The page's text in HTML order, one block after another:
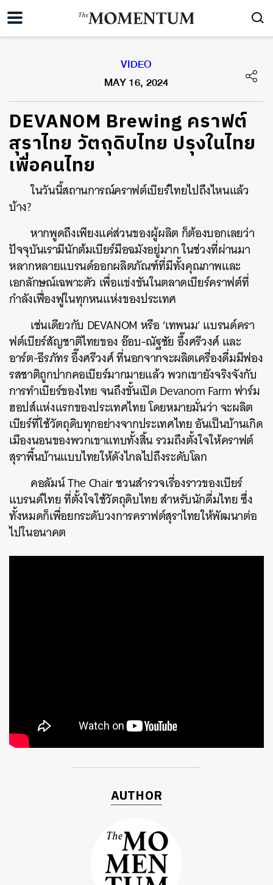
VIDEO
MAY 16, 2024
DEVANOM Brewing คราฟต์
สุราไทย วัตถุดิบไทย ปรุงในไทย
เพื่อคนไทย
ในวันนี้สถานการณ์คราฟต์เบียร์ไทยไปถึงไหนแล้ว
บ้าง?
หากพูดถึงเพียงแค่ส่วนของผู้ผลิต ก็ต้องบอกเลยว่า
ปัจจุบันเรามีนักต้มเบียร์มือฉมังอยู่มาก ในช่วงที่ผ่านมา
หลากหลายแบรนด์ออกผลิตภัณฑ์ที่มีทั้งคุณภาพและ
เอกลักษณ์เฉพาะตัว เพื่อแข่งขันในตลาดเบียร์คราฟต์ที่
กำลังเฟื่องฟูในทุกหนแห่งของประเทศ
เช่นเดียวกับ DEVANOM หรือ ‘เทพนม’ แบรนด์ครา
ฟต์เบียร์สัญชาติไทยของ อ๊อบ-ณัฐชัย อึ๊งศรีวงศ์ และ
อาร์ต-ธีรภัทร อึ๊งศรีวงศ์ ที่นอกจากจะผลิตเครื่องดื่มมีฟอง
รสชาติถูกปากคอเบียร์มากมายแล้ว พวกเขายังจริงจังกับ
การทำเบียร์ของไทย จนถึงขั้นเปิด Devanom Farm ฟาร์ม
ฮอปส์แห่งแรกของประเทศไทย โดยหมายมั่นว่า จะผลิต
เบียร์ที่ใช้วัตถุดิบทุกอย่างจากประเทศไทย อันเป็นบ้านเกิด
เมืองนอนของพวกเขาแทบทั้งสิ้น รวมถึงตั้งใจให้คราฟต์
สุราพื้นบ้านแบบไทยให้ดังไกลไปถึงระดับโลก
คอลัมน์ The Chair ชวนสำรวจเรื่องราวของเบียร์
แบรนด์ไทย ที่ตั้งใจใช้วัตถุดิบไทย สำหรับนักดื่มไทย ซึ่ง
ทั้งหมดก็เพื่อยกระดับวงการคราฟต์สุราไทยให้พัฒนาต่อ
ไปในอนาคต
AUTHOR
ค้นหา
SHARE TWEET LINE EMAIL